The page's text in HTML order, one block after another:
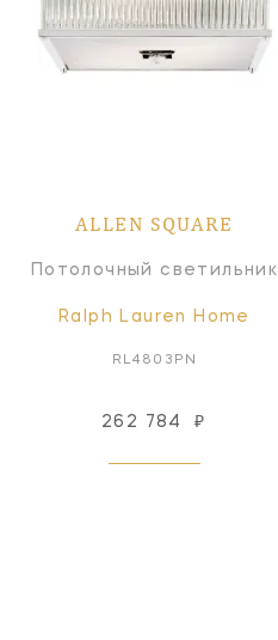
ALLEN SQUARE
Потолочный светильник
Ralph Lauren Home
RL4803PN
262 784 ₽